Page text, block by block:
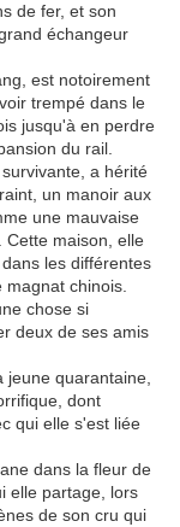
de fer, et son
échangeur
est notoirement
trempé dans le
jusqu'à en perdre
du rail.
a hérité
un manoir aux
une mauvaise
. Cette maison, elle
les différentes
chinois.
chose si
deux de ses amis
jeune quarantaine,
dont
qui elle s'est liée
dans la fleur de
elle partage, lors
de son cru qui